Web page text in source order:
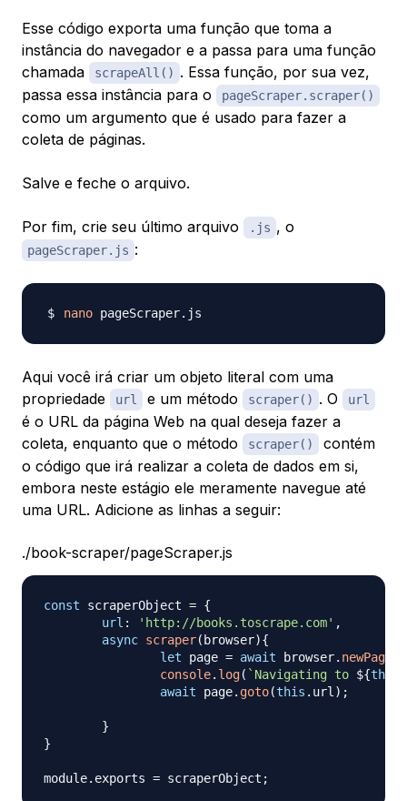
Esse código exporta uma função que toma a
instância do navegador e a passa para uma função
chamada
scrapeAll() . Essa função, por sua vez,
passa essa instância para o
pageScraper.scraper()
como um argumento que é usado para fazer a
coleta de páginas.
Salve e feche o arquivo.
Por fim, crie seu último arquivo .js , o
pageScraper.js :
nano
Aqui você irá criar um objeto literal com uma
propriedade
url e um método scraper() . O url
é o URL da página Web na qual deseja fazer a
coleta, enquanto que o método
scraper()
contém
o código que irá realizar a coleta de dados em si,
embora neste estágio ele meramente navegue até
uma URL. Adicione as linhas a seguir:
./book-scraper/pageScraper.js
const scraperObject = {
url : 'http://books.toscrape.com' ,
async scraper( browser){
let page = await browser. newPage
console. log( ` Navigating to ${this
await page. goto(this . url) ;
}
}
module. exports = scraperObject ;